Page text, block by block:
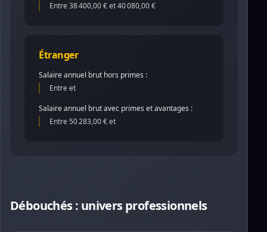
Entre 38 400,00 € et 40 080,00 €
Étranger
Salaire annuel brut hors primes :
Entre et
Salaire annuel brut avec primes et avantages :
Entre 50 283,00 € et
Débouchés : univers professionnels